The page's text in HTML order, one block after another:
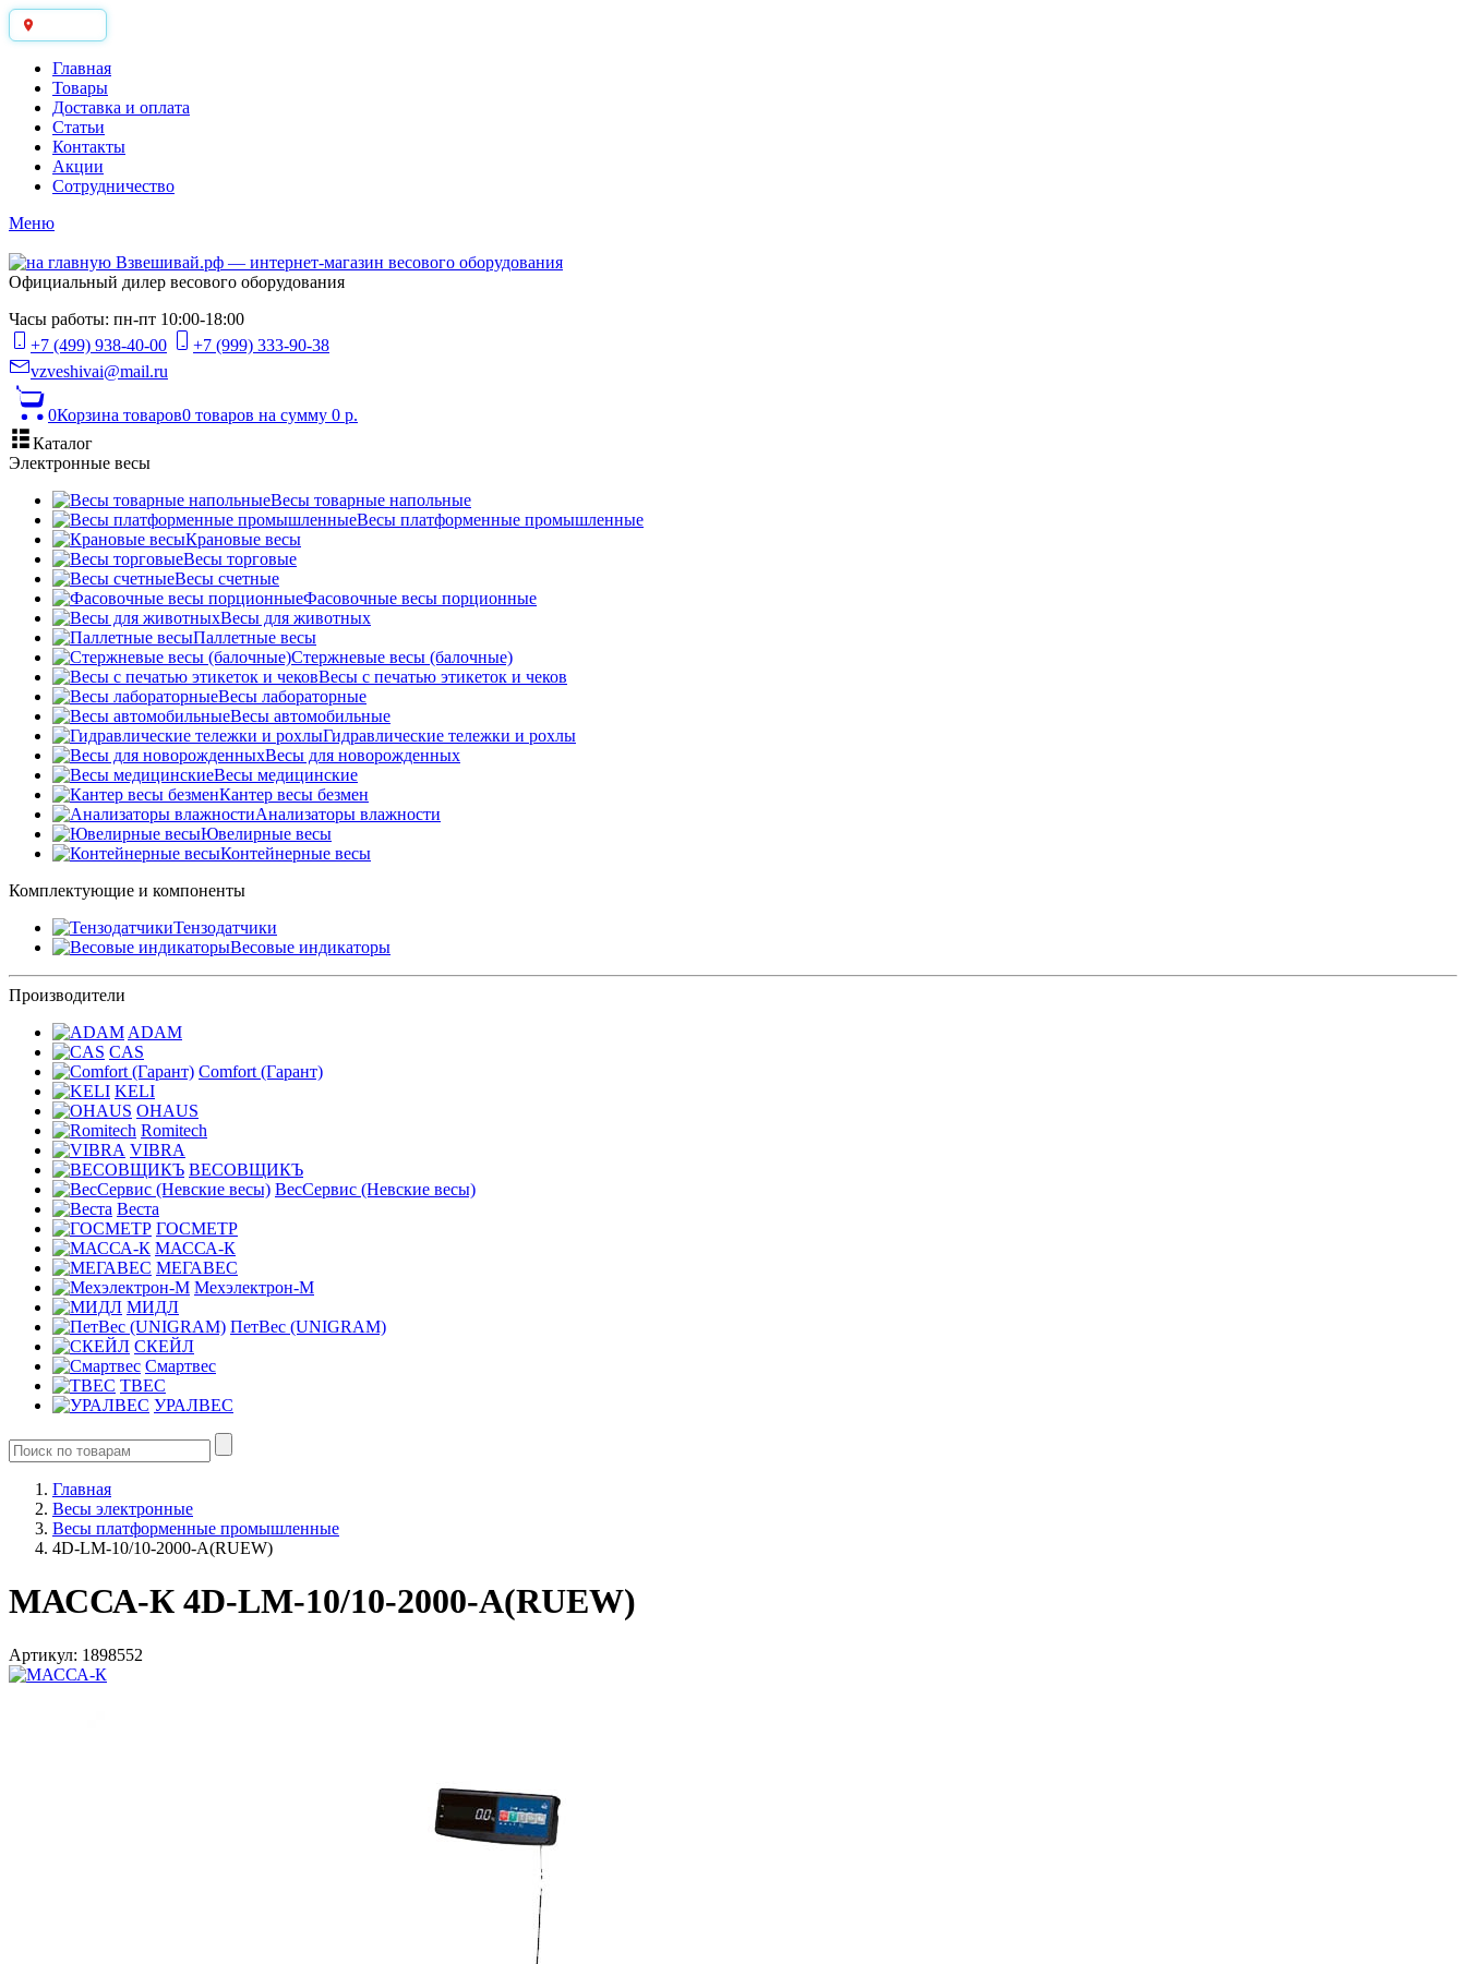
Главная
Товары
Доставка и оплата
Статьи
Контакты
Акции
Сотрудничество
Меню
Официальный дилер весового оборудования
Часы работы: пн-пт 10:00-18:00
+7 (499) 938-40-00
+7 (999) 333-90-38
vzveshivai@mail.ru
0Корзина товаров0 товаров на сумму 0 р.
Каталог
Электронные весы
Весы товарные напольные
Весы платформенные промышленные
Крановые весы
Весы торговые
Весы счетные
Фасовочные весы порционные
Весы для животных
Паллетные весы
Стержневые весы (балочные)
Весы c печатью этикеток и чеков
Весы лабораторные
Весы автомобильные
Гидравлические тележки и рохлы
Весы для новорожденных
Весы медицинские
Кантер весы безмен
Анализаторы влажности
Ювелирные весы
Контейнерные весы
Комплектующие и компоненты
Тензодатчики
Весовые индикаторы
Производители
ADAM
CAS
Comfort (Гарант)
KELI
OHAUS
Romitech
VIBRA
ВЕСОВЩИКЪ
ВесСервис (Невские весы)
Веста
ГОСМЕТР
МАССА-К
МЕГАВЕС
Мехэлектрон-М
МИДЛ
ПетВес (UNIGRAM)
СКЕЙЛ
Смартвес
ТВЕС
УРАЛВЕС
Главная
Весы электронные
Весы платформенные промышленные
4D-LM-10/10-2000-A(RUEW)
МАССА-К 4D-LM-10/10-2000-A(RUEW)
Артикул: 1898552